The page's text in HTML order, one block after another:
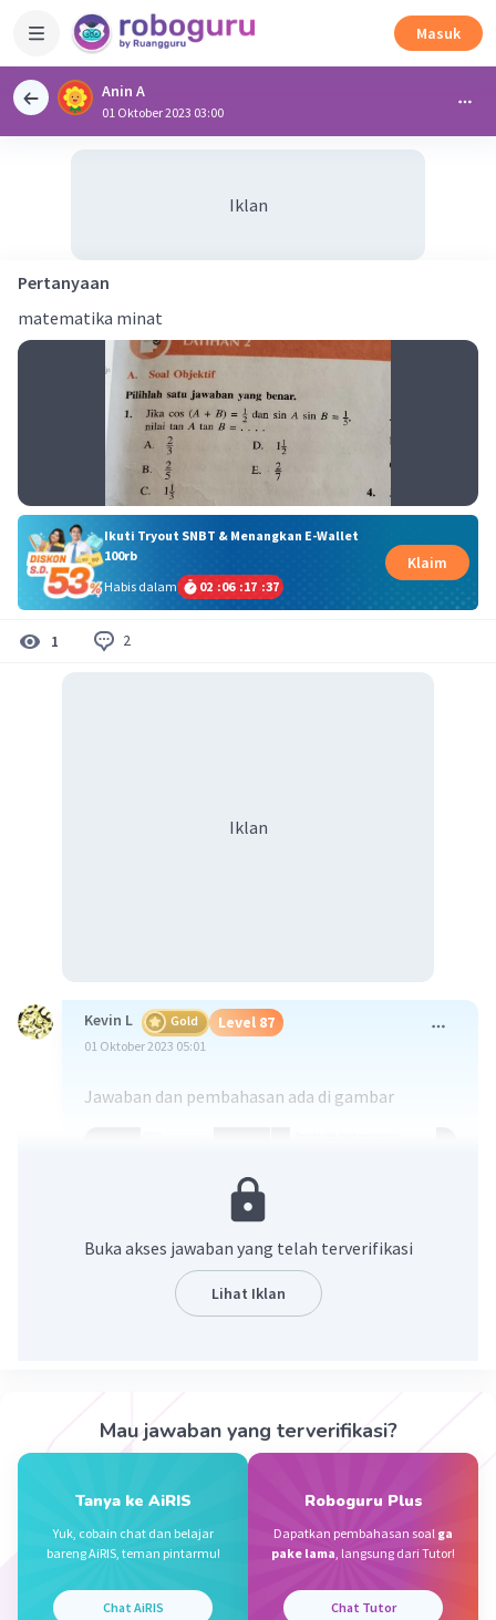
Masuk
Anin A
01 Oktober 2023 03:00
Iklan
Pertanyaan
matematika minat
Ikuti Tryout SNBT & Menangkan E-Wallet
100rb
Habis dalam
02 :06 :17 :36
Klaim
1 2
Iklan
Kevin L Gold Level 87
01 Oktober 2023 05:01
Jawaban dan pembahasan ada di gambar
Level 68
19 Oktober 2023 23:46
Beri Rating·5.0(1 Balas
Buka akses jawaban yang telah terverifikasi
Lihat Iklan
Mau jawaban yang terverifikasi?
Tanya ke AiRIS
Yuk, cobain chat dan belajar
bareng AiRIS, teman pintarmu!
Chat AiRIS
Roboguru Plus
Dapatkan pembahasan soal ga
pake lama, langsung dari Tutor!
Chat Tutor